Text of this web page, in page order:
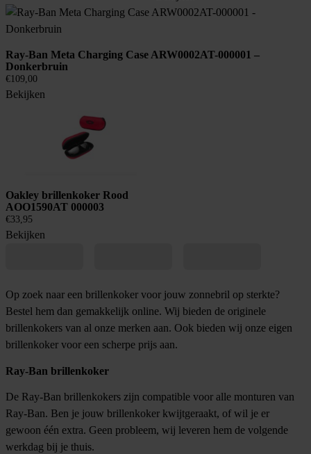
Ray-Ban Meta Charging Case ARW0002AT-000001 –
Donkerbruin
€109,00
Bekijken
Oakley brillenkoker Rood
AOO1590AT 000003
€33,95
Bekijken
Op zoek naar een brillenkoker voor jouw zonnebril op sterkte?
Bestel hem dan gemakkelijk online. Wij bieden de originele
brillenkokers van al onze merken aan. Ook bieden wij onze eigen
brillenkoker voor een scherpe prijs aan.
Ray-Ban brillenkoker
De Ray-Ban brillenkokers zijn compatible voor alle monturen van
Ray-Ban. Ben je jouw brillenkoker kwijtgeraakt, of wil je er
gewoon één extra. Geen probleem, wij leveren hem de volgende
werkdag bij je thuis.